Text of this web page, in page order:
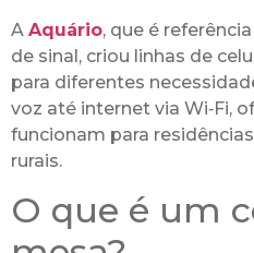
A Aquário, que é
de sinal, criou linhas de
para diferentes
voz até internet via Wi‑Fi,
funcionam para
rurais.
O que é um